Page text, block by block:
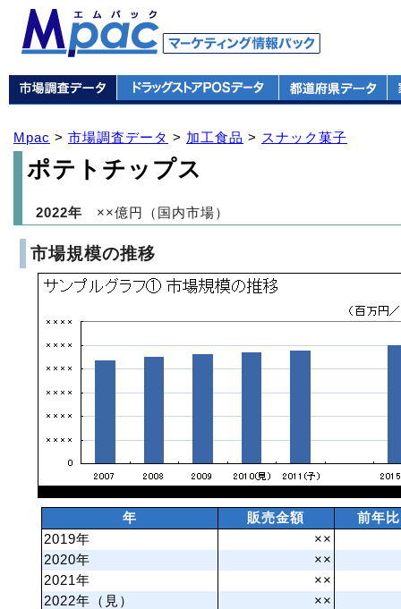
Mpac > 市場調査データ > 加工食品 > スナック菓子
ポテトチップス
2022年 ××億円（国内市場）
市場規模の推移
年 販売金額
前年比
2019年
××
2020年
××
2021年
××
2022年（見）
××